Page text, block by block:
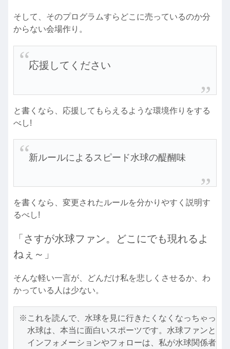
そして、そのプログラムすらどこに売っているのか分
からない会場作り。
応援してください
と書くなら、応援してもらえるような環境作りをする
べし!
新ルールによるスピード水球の醍醐味
を書くなら、変更されたルールを分かりやすく説明す
るべし!
「さすが水球ファン。どこにでも現れるよ
ねぇ～」
そんな軽い一言が、どんだけ私を悲しくさせるか、わ
かっている人は少ない。
※これを読んで、水球を見に行きたくなくなっちゃった
水球は、本当に面白いスポーツです。水球ファンとし
インフォメーションやフォローは、私が水球関係者に